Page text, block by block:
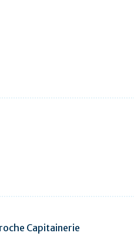
Capitainerie